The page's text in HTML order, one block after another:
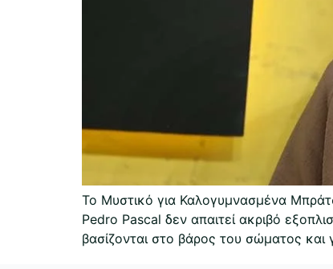
Το Μυστικό για Καλογυμνασμένα
Pedro Pascal δεν απαιτεί ακριβό
βασίζονται στο βάρος του σώματος